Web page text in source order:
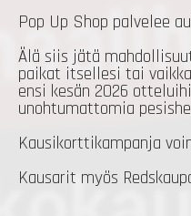
Pop Up Shop palvelee
Älä siis jätä
paikat itsellesi tai
ensi kesän 2026
unohtumattomia
Kausikorttikampanja
Kausarit myös